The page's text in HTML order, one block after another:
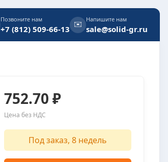
Позвоните нам
+7 (812) 509-66-13
✉️ Напишите нам
sale@solid-gr.ru
752.70 ₽
Цена без НДС
Под заказ, 8 недель